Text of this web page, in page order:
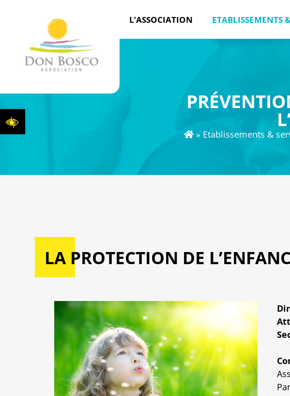
Ouvrir la barre d’outils
L’ASSOCIATION ETABLISSEMENTS
» Etablissements &
LA PROTECTION DE